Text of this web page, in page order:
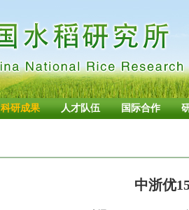
科研成果 人才队伍 国际合作
中浙优